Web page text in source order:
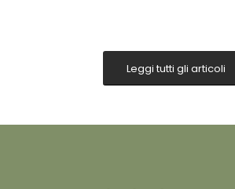
Leggi tutti gli articoli